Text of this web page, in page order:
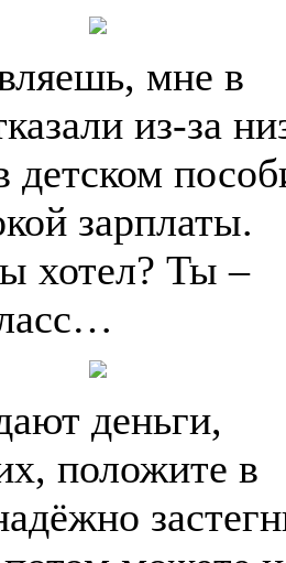
мне в
из-за
детском
зарплаты.
хотел? Ты –
деньги,
положите в